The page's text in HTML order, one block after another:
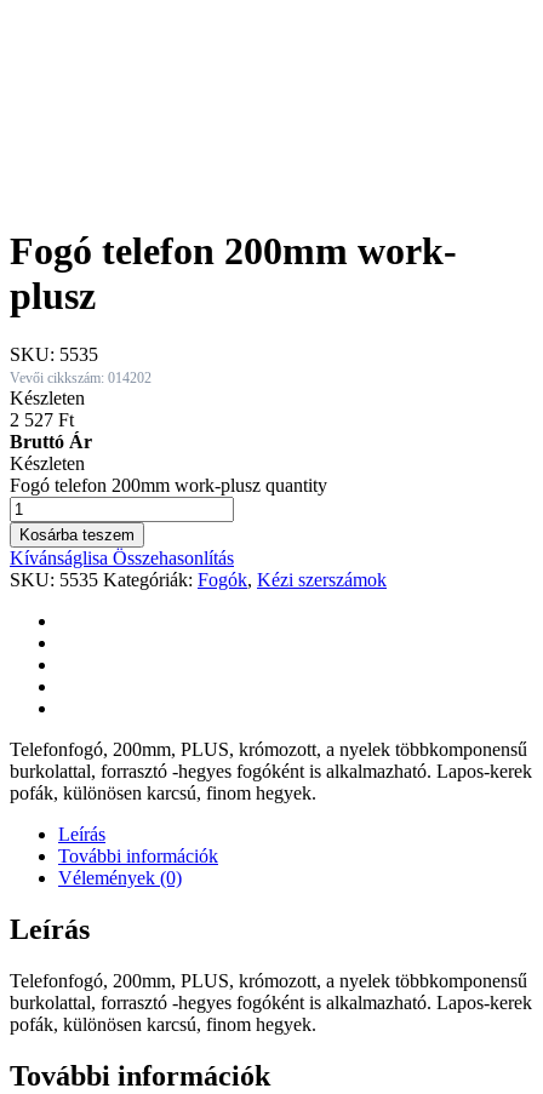
Fogó telefon 200mm work-
plusz
SKU: 5535
Vevői cikkszám: 014202
Készleten
2 527 Ft
Bruttó Ár
Készleten
Fogó telefon 200mm work-plusz quantity
Kosárba teszem
Kívánságlisa Összehasonlítás
SKU: 5535 Kategóriák: Fogók, Kézi szerszámok
Telefonfogó, 200mm, PLUS, krómozott, a nyelek többkomponensű
burkolattal, forrasztó -hegyes fogóként is alkalmazható. Lapos-kerek
pofák, különösen karcsú, finom hegyek.
Leírás
További információk
Vélemények (0)
Leírás
Telefonfogó, 200mm, PLUS, krómozott, a nyelek többkomponensű
burkolattal, forrasztó -hegyes fogóként is alkalmazható. Lapos-kerek
pofák, különösen karcsú, finom hegyek.
További információk